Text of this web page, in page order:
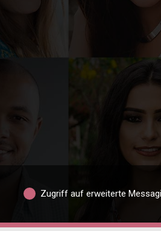
Zugriff auf erweiterte